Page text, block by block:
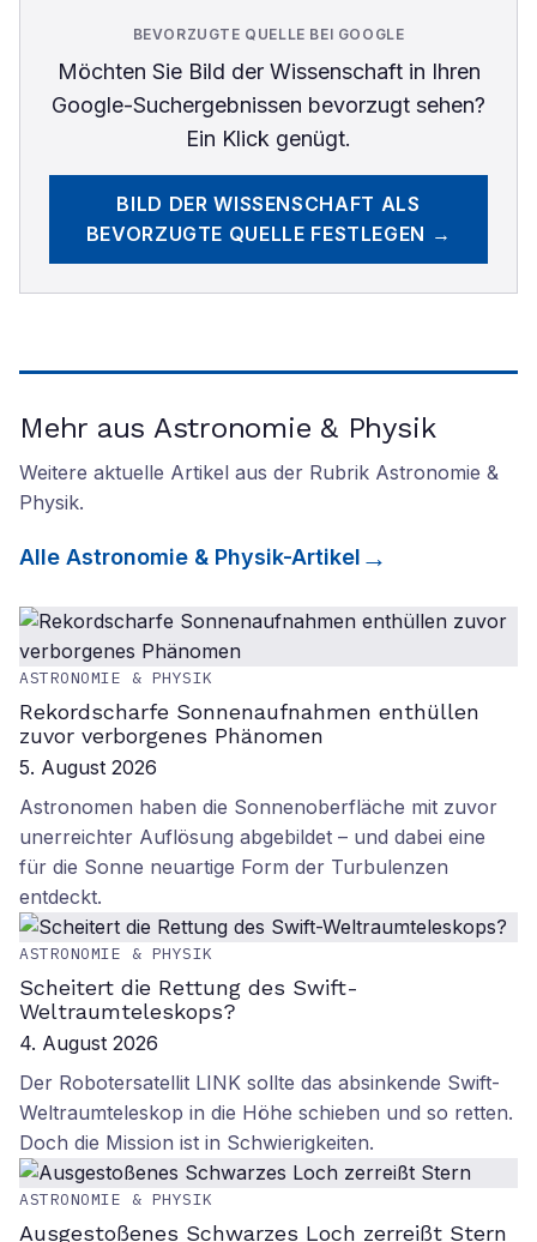
BEVORZUGTE QUELLE BEI GOOGLE
Möchten Sie Bild der Wissenschaftin Ihren
Google-Suchergebnissen bevorzugt sehen?
Ein Klick genügt.
BILD DER WISSENSCHAFT ALS
BEVORZUGTE QUELLE FESTLEGEN →
Mehr aus Astronomie & Physik
Weitere aktuelle Artikel aus der Rubrik Astronomie &
Physik.
Alle Astronomie & Physik-Artikel
ASTRONOMIE & PHYSIK
Rekordscharfe Sonnenaufnahmen enthüllen
zuvor verborgenes Phänomen
5. August 2026
Astronomen haben die Sonnenoberfläche mit zuvor
unerreichter Auflösung abgebildet – und dabei eine
für die Sonne neuartige Form der Turbulenzen
entdeckt.
ASTRONOMIE & PHYSIK
Scheitert die Rettung des Swift-
Weltraumteleskops?
4. August 2026
Der Robotersatellit LINK sollte das absinkende Swift-
Weltraumteleskop in die Höhe schieben und so retten.
Doch die Mission ist in Schwierigkeiten.
ASTRONOMIE & PHYSIK
Ausgestoßenes Schwarzes Loch zerreißt Stern